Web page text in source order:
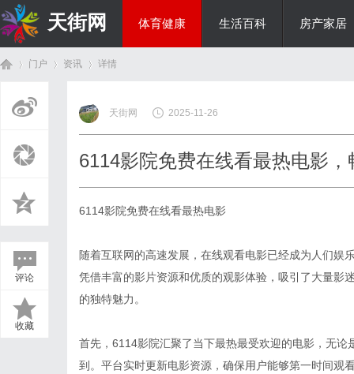
天街网 体育健康 生活百科 房产家居
门户 资讯
›
详情
评论
收藏
天街网 2025-11-26
6114影院免费在线看最热电影
6114影院免费在线看最热电影
随着互联网的高速发展，在线观看电影已经成为人们娱
凭借丰富的影片资源和优质的观影体验，吸引了大量影
的独特魅力。
首先，6114影院汇聚了当下最热最受欢迎的电影，无
到。平台实时更新电影资源，确保用户能够第一时间观